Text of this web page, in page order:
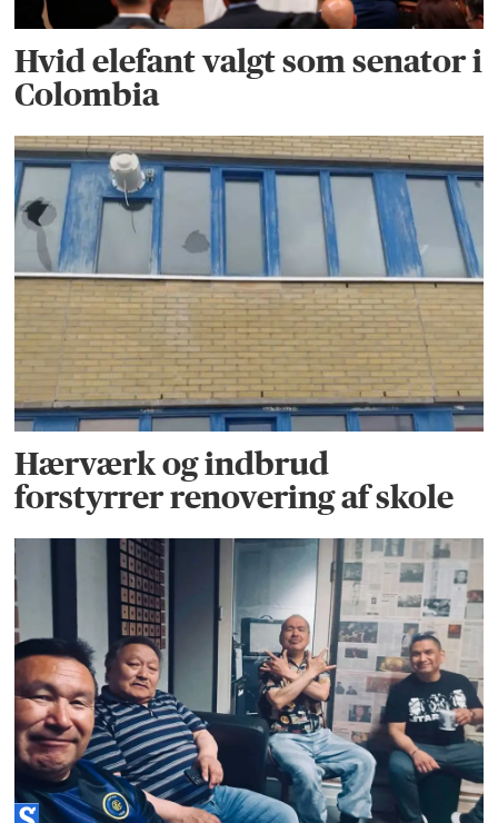
Hvid elefant valgt som senator i
Colombia
Hærværk og indbrud
forstyrrer renovering af skole